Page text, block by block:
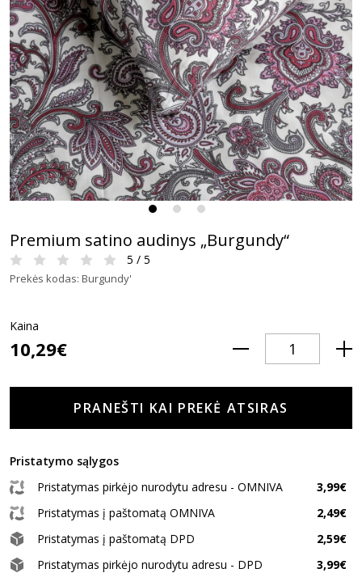
Premium satino audinys „Burgundy“
5 / 5
Prekės kodas: Burgundy'
Kaina
10,29€
PRANEŠTI KAI PREKĖ ATSIRAS
Pristatymo sąlygos
Pristatymas pirkėjo nurodytu adresu - OMNIVA
3,99€
Pristatymas į paštomatą OMNIVA
2,49€
Pristatymas į paštomatą DPD
2,59€
Pristatymas pirkėjo nurodytu adresu - DPD
3,99€